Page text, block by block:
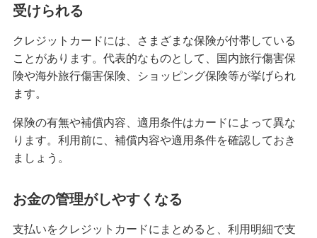
クレジットカードは何枚までが良い？2枚以上を持
クレジットカードのゴールドとは？特徴や発行条
件、保有するメリット、選び方を解説
クレジットカードのステータスとは？保有する必
要性や役立つシーン、選び方を解説
クレジットカード決済の返金対応とは？手続きの
受けられる
クレジットカードには、さまざまな保険が付帯している
ことがあります。代表的なものとして、国内旅行傷害保
険や海外旅行傷害保険、ショッピング保険等が挙げられ
ます。
保険の有無や補償内容、適用条件はカードによって異な
ります。利用前に、補償内容や適用条件を確認しておき
ましょう。
お金の管理がしやすくなる
支払いをクレジットカードにまとめると、利用明細で支